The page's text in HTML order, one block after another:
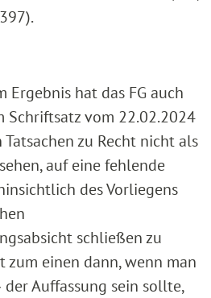
Ergebnis hat das FG auch
Schriftsatz vom 22.02.2024
zu Recht nicht als
auf eine fehlende
des Vorliegens
schließen zu
zum einen dann, wenn man
der Auffassung sein sollte,